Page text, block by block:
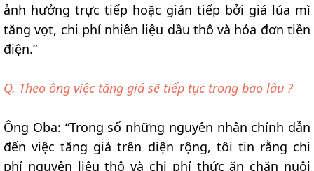
ảnh hưởng trực tiếp hoặc gián tiếp bởi giá lúa mì
tăng vọt, chi phí nhiên liệu dầu thô và hóa đơn tiền
điện.”
Q. Theo ông việc tăng giá sẽ tiếp tục trong bao lâu ?
Ông Oba: “Trong số những nguyên nhân chính dẫn
đến việc tăng giá trên diện rộng, tôi tin rằng chi
phí nguyên liệu thô và chi phí thức ăn chăn nuôi